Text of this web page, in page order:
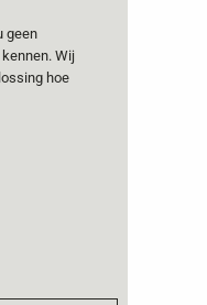
geen
Wij
hoe